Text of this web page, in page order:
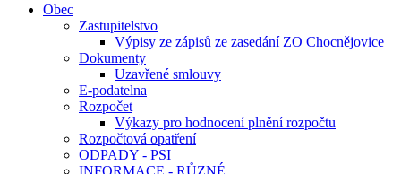
Obec
Zastupitelstvo
Výpisy ze zápisů ze zasedání ZO Chocnějovice
Dokumenty
Uzavřené smlouvy
E-podatelna
Rozpočet
Výkazy pro hodnocení plnění rozpočtu
Rozpočtová opatření
ODPADY - PSI
INFORMACE - RŮZNÉ